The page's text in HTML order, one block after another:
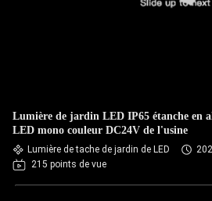
Lumière de jardin LED IP65 étanche en
LED mono couleur DC24V de l'usine
Lumière de tache de jardin de LED
215 points de vue